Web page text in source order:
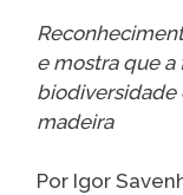
e mostra que
biodiversidade
madeira
Por Igor